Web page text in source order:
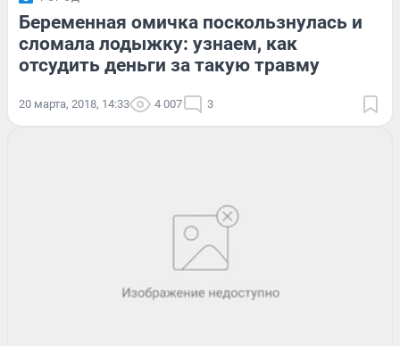
Беременная омичка поскользнулась и
сломала лодыжку: узнаем, как
отсудить деньги за такую травму
20 марта, 2018, 14:33 4 007 3